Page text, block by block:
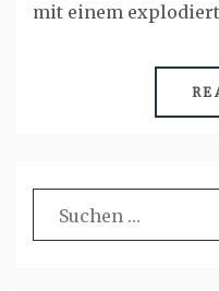
mit einem
Suchen
nach: